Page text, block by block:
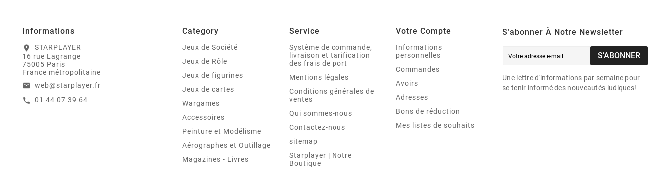
Informations
location_on
STARPLAYER
16 rue Lagrange
75005 Paris
France métropolitaine
email web@starplayer.fr
call 01 44 07 39 64
Category
Jeux de Société
Jeux de Rôle
Jeux de figurines
Jeux de cartes
Wargames
Accessoires
Peinture et Modélisme
Aérographes et Outillage
Magazines - Livres
Service
Système de commande,
livraison et tarification
des frais de port
Mentions légales
Conditions générales de
ventes
Qui sommes-nous
Contactez-nous
sitemap
Starplayer | Notre
Boutique
Votre Compte
Informations
personnelles
Commandes
Avoirs
Adresses
Bons de réduction
Mes listes de souhaits
S’abonner À Notre Newsletter
S’ABONNER
Une lettre d'informations par semaine pour
se tenir informé des nouveautés ludiques!